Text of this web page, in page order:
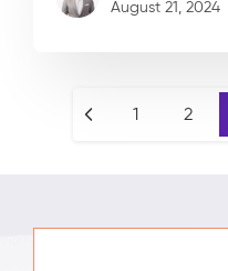
August 21, 2024
1 2